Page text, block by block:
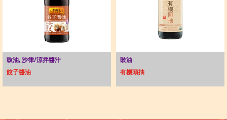
豉油, 沙律/涼拌醬汁
餃子醬油
豉油
有機頭抽